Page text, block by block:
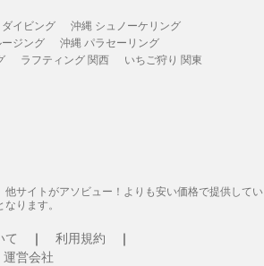
イビング
沖縄 シュノーケリング
ジング
沖縄 パラセーリング
ラフティング 関西
いちご狩り 関東
サイトがアソビュー！よりも安い価格で提供してい
ります。
て
利用規約
運営会社